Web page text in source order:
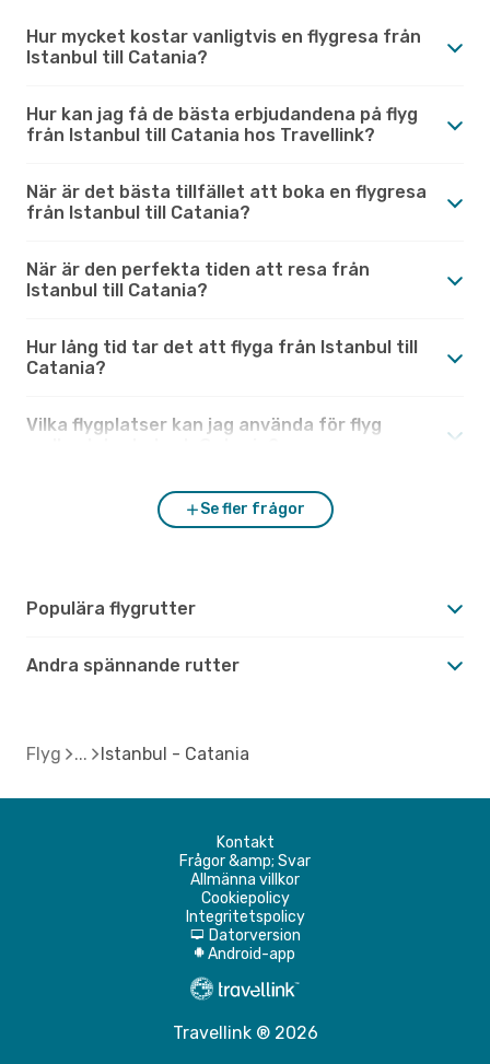
Hur mycket kostar vanligtvis en flygresa från
Istanbul till Catania?
Hur kan jag få de bästa erbjudandena på flyg
från Istanbul till Catania hos Travellink?
När är det bästa tillfället att boka en flygresa
från Istanbul till Catania?
När är den perfekta tiden att resa från
Istanbul till Catania?
Hur lång tid tar det att flyga från Istanbul till
Catania?
Vilka flygplatser kan jag använda för flyg
Se fler frågor
Populära flygrutter
Andra spännande rutter
Flyg Istanbul - Catania
Kontakt
Frågor &amp; Svar
Allmänna villkor
Cookiepolicy
Integritetspolicy
d Datorversion
A Android-app
Travellink ® 2026